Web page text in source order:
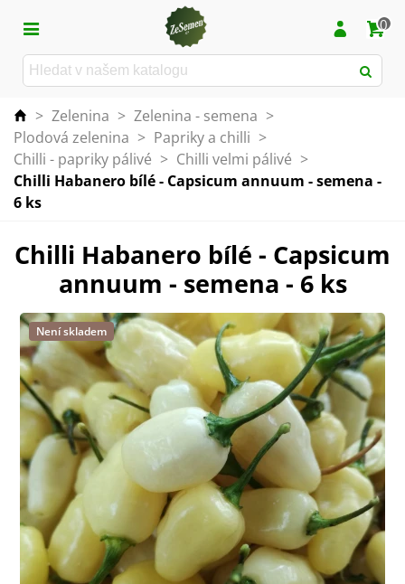
0
> Zelenina > Zelenina - semena >
Plodová zelenina > Papriky a chilli >
Chilli - papriky pálivé > Chilli velmi pálivé >
Chilli Habanero bílé - Capsicum annuum - semena -
6 ks
Chilli Habanero bílé - Capsicum
annuum - semena - 6 ks
Není skladem